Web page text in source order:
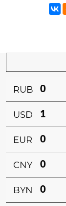
RUB
USD
EUR
CNY
BYN